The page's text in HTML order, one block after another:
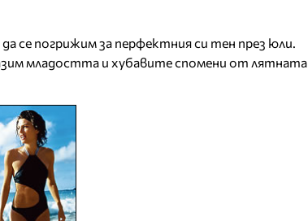
се погрижим за перфектния си тен през юли.
младостта и хубавите спомени от лятната